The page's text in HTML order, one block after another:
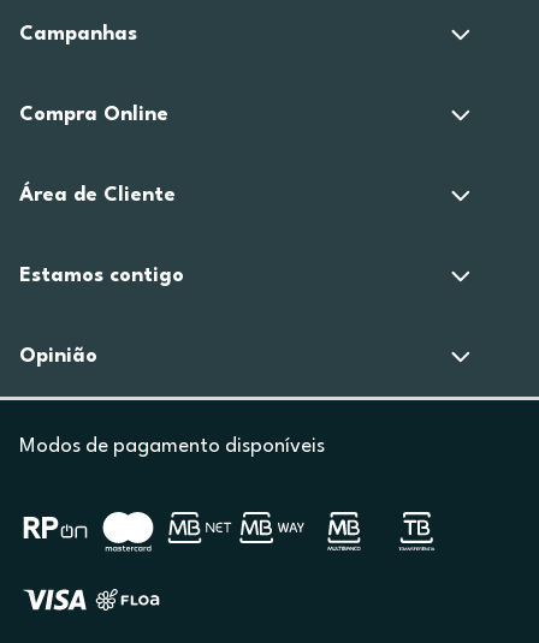
Campanhas
Compra Online
Área de Cliente
Estamos contigo
Opinião
Modos de pagamento disponíveis